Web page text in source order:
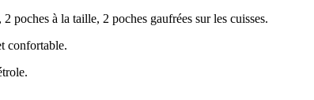
poches à la taille, 2 poches gaufrées sur les cuisses.
confortable.